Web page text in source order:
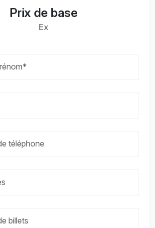
Prix de base
Ex